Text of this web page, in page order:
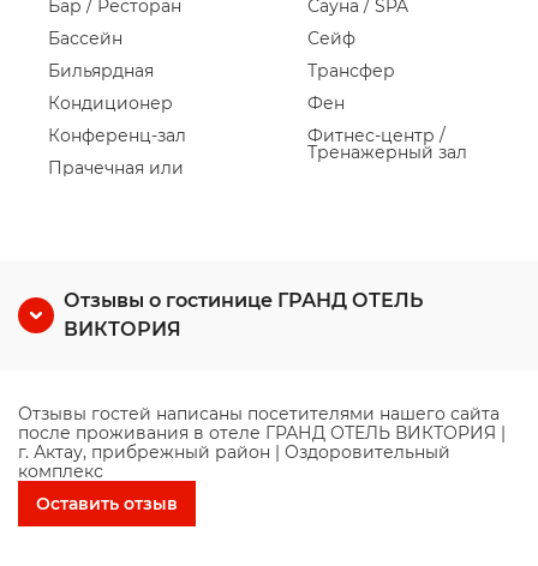
Бар / Ресторан
Бассейн
Бильярдная
Кондиционер
Конференц-зал
Прачечная или
Сауна / SPA
Сейф
Трансфер
Фен
Фитнес-центр /
Тренажерный зал
Отзывы о гостинице ГРАНД ОТЕЛЬ
ВИКТОРИЯ
Отзывы гостей написаны посетителями нашего сайта
после проживания в отеле ГРАНД ОТЕЛЬ ВИКТОРИЯ |
г. Актау, прибрежный район | Оздоровительный
комплекс
Оставить отзыв